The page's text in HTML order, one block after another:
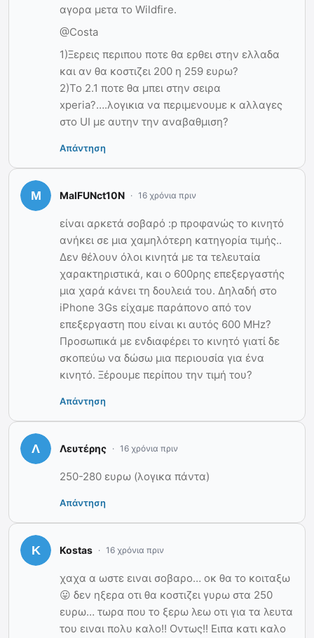
αγορα μετα το Wildfire.
@Costa
1)Ξερεις περιπου ποτε θα ερθει στην ελλαδα
και αν θα κοστιζει 200 η 259 ευρω?
2)Το 2.1 ποτε θα μπει στην σειρα
xperia?….λογικια να περιμενουμε κ αλλαγες
στο UI με αυτην την αναβαθμιση?
Απάντηση
MalFUNct10N 16 χρόνια πριν
είναι αρκετά σοβαρό :p προφανώς το κινητό
ανήκει σε μια χαμηλότερη κατηγορία τιμής..
Δεν θέλουν όλοι κινητά με τα τελευταία
χαρακτηριστικά, και ο 600ρης επεξεργαστής
μια χαρά κάνει τη δουλειά του. Δηλαδή στο
iPhone 3Gs είχαμε παράπονο από τον
επεξεργαστη που είναι κι αυτός 600 MHz?
Προσωπικά με ενδιαφέρει το κινητό γιατί δε
σκοπεύω να δώσω μια περιουσία για ένα
κινητό. Ξέρουμε περίπου την τιμή του?
Απάντηση
Λευτέρης 16 χρόνια πριν
250-280 ευρω (λογικα πάντα)
Απάντηση
Kostas 16 χρόνια πριν
χαχα α ωστε ειναι σοβαρο… οκ θα το κοιταξω
😛 δεν ηξερα οτι θα κοστιζει γυρω στα 250
ευρω… τωρα που το ξερω λεω οτι για τα λευτα
του ειναι πολυ καλο!! Οντως!! Ειπα κατι καλο